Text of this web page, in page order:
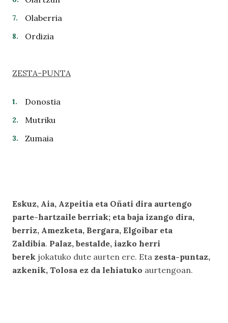
Olaberria
Ordizia
ZESTA-PUNTA
Donostia
Mutriku
Zumaia
Eskuz, Aia, Azpeitia eta Oñati dira aurtengo
parte-hartzaile berriak; eta baja izango dira,
berriz, Amezketa, Bergara, Elgoibar eta
Zaldibia. Palaz, bestalde, iazko herri
berek jokatuko dute aurten ere. Eta zesta-puntaz,
azkenik, Tolosa ez da lehiatuko aurtengoan.